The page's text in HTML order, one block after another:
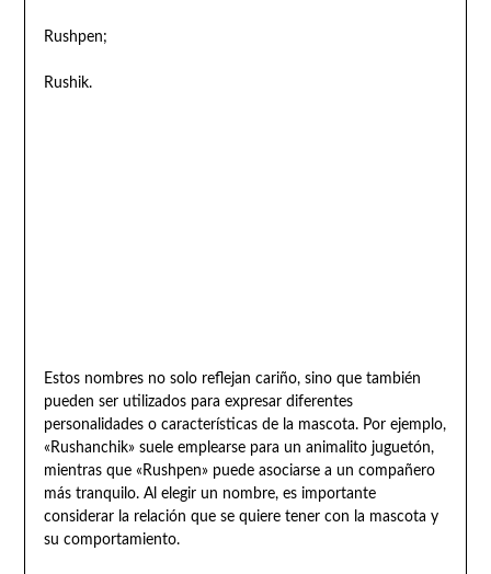
Rushpen;
Rushik.
Estos nombres no solo reflejan cariño, sino que también
pueden ser utilizados para expresar diferentes
personalidades o características de la mascota. Por ejemplo,
«Rushanchik» suele emplearse para un animalito juguetón,
mientras que «Rushpen» puede asociarse a un compañero
más tranquilo. Al elegir un nombre, es importante
considerar la relación que se quiere tener con la mascota y
su comportamiento.